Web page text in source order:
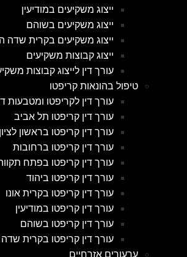
ייצוג משקיעים במודיעין
ייצוג משקיעים בשוהם
ייצוג משקיעים בקרית שדה
ייצוג קבוצות משקיעים
עורך דין לייצוג קבוצות
טיפול בהונאות קריפטו
עורך דין לקריפטו ומטבעות
עורך דין קריפטו תל אביב
עורך דין קריפטו בראשון לציון
עורך דין קריפטו ברחובות
עורך דין קריפטו בפתח
עורך דין קריפטו ביהוד
עורך דין קריפטו בקרית אונו
עורך דין קריפטו במודיעין
עורך דין קריפטו בשוהם
עורך דין קריפטו בקרית
ערעורים אזרחיים